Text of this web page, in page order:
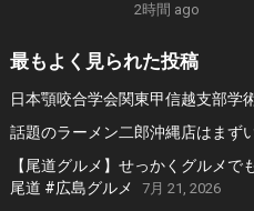
2時間 ago
最もよく見られた投稿
日本顎咬合学会関東甲信越支部学
話題のラーメン二郎沖縄店はまず
【尾道グルメ】せっかくグルメ
尾道 #広島グルメ
7月 21, 2026